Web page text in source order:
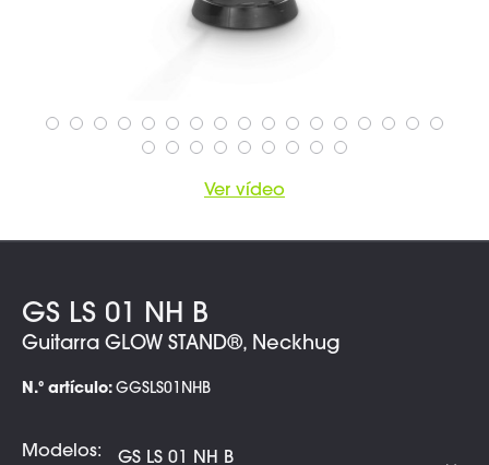
Ver vídeo
GS LS 01 NH B
Guitarra GLOW STAND®, Neckhug
N.º artículo: GGSLS01NHB
Modelos: